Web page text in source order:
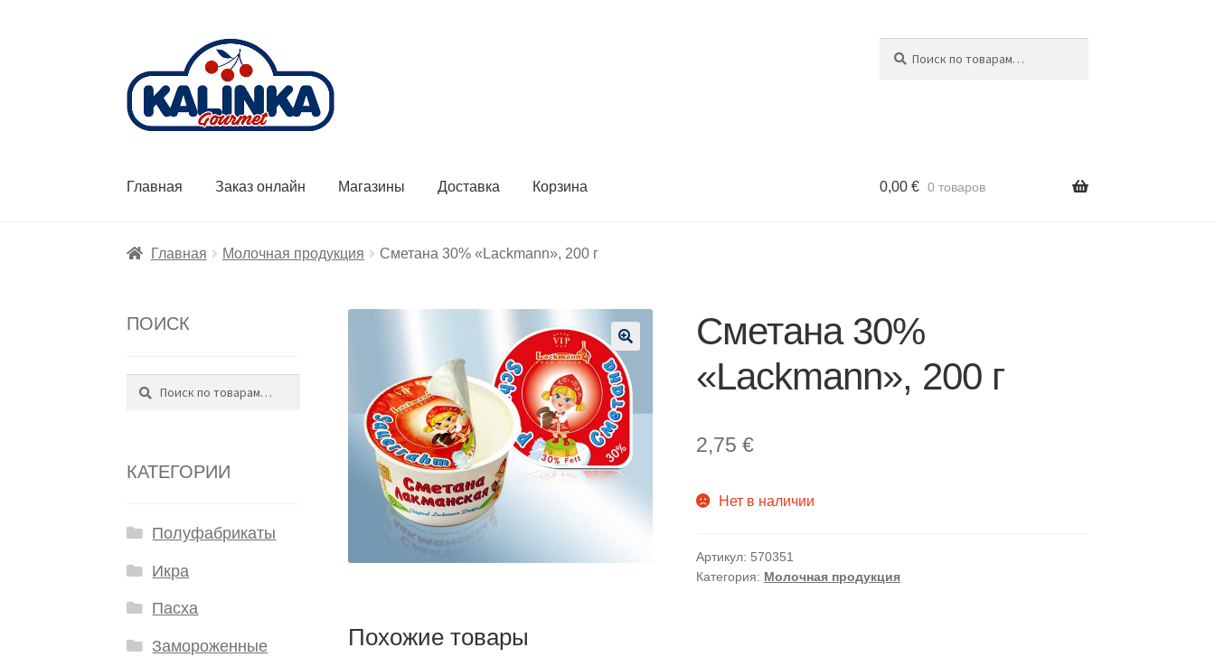
навигации
содержимому
Главная Заказ онлайн Магазины Доставка Корзина 0,00 € 0 товаров
Главная Молочная продукция Сметана 30% «Lackmann», 200 г
🔍
Сметана 30%
«Lackmann», 200 г
2,75€
Нет в наличии
Артикул: 570351
Категория: Молочная продукция
Похожие товары
ПОИСК
Искать:
Поиск
КАТЕГОРИИ
Полуфабрикаты
Икра
Пасха
Замороженные